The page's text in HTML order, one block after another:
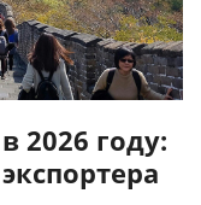
2026 году: